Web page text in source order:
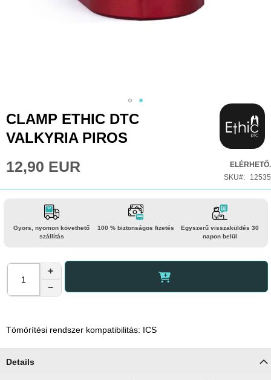
Ugrás
képgaléria
elejére
CLAMP ETHIC DTC
VALKYRIA PIROS
12,90 EUR
ELÉRHETŐ.
SKU
12535
Gyors, nyomon követhető
szállítás
100 % biztonságos fizetés
Egyszerű visszaküldés 30
napon belül
+
−
Tömörítési rendszer kompatibilitás: ICS
Details